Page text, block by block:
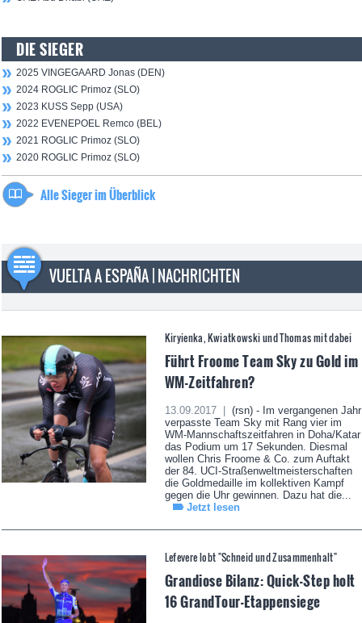
DIE SIEGER
2025 VINGEGAARD Jonas (DEN)
2024 ROGLIC Primoz (SLO)
2023 KUSS Sepp (USA)
2022 EVENEPOEL Remco (BEL)
2021 ROGLIC Primoz (SLO)
2020 ROGLIC Primoz (SLO)
Alle Sieger im Überblick
VUELTA A ESPAÑA | NACHRICHTEN
Kiryienka, Kwiatkowski und Thomas mit dabei
Führt Froome Team Sky zu Gold im
WM-Zeitfahren?
13.09.2017 |
(rsn) - Im vergangenen Jahr
verpasste Team Sky mit Rang vier im
WM-Mannschaftszeitfahren in Doha/Katar
das Podium um 17 Sekunden. Diesmal
wollen Chris Froome & Co. zum Auftakt
der 84. UCI-Straßenweltmeisterschaften
die Goldmedaille im kollektiven Kampf
gegen die Uhr gewinnen. Dazu hat die...
Jetzt lesen
Lefevere lobt "Schneid und Zusammenhalt"
Grandiose Bilanz: Quick-Step holt
16 GrandTour-Etappensiege